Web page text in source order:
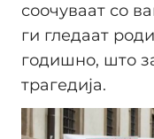
соочуваат со
ги гледаат
годишно, што
трагедија.